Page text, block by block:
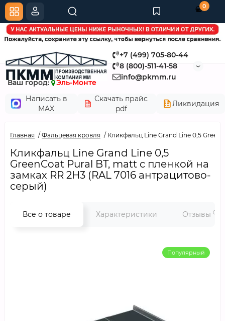
+7 (499) 705-80-44
8 (800)-511-41-58
info@pkmm.ru
Ваш город:
Эль-Монте
Написать в
MAX
Скачать прайс
pdf
Ликвидация
0
Главная Фальцевая кровля Кликфальц Line Grand Line 0,5
Кликфальц Line Grand Line 0,5
GreenCoat Pural BT, matt с пленкой на
замках RR 2Н3 (RAL 7016 антрацитово-
серый)
Все о товаре Характеристики Отзывы 0
Популярный